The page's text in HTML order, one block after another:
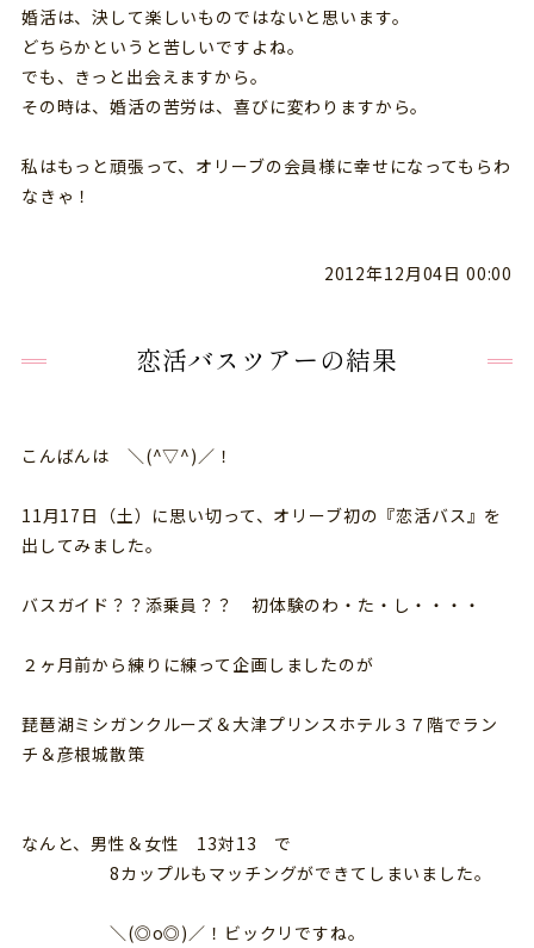
婚活は、決して楽しいものではないと思います。
どちらかというと苦しいですよね。
でも、きっと出会えますから。
その時は、婚活の苦労は、喜びに変わりますから。
私はもっと頑張って、オリーブの会員様に幸せになってもらわ
なきゃ！
2012年12月04日 00:00
恋活バスツアーの結果
こんばんは ＼(^▽^)／！
11月17日（土）に思い切って、オリーブ初の『恋活バス』を
出してみました。
バスガイド？？添乗員？？ 初体験のわ・た・し・・・・
２ヶ月前から練りに練って企画しましたのが
琵琶湖ミシガンクルーズ＆大津プリンスホテル３７階でラン
チ＆彦根城散策
なんと、男性＆女性 13対13 で
8カップルもマッチングができてしまいました。
＼(◎o◎)／！ビックリですね。